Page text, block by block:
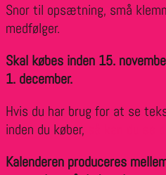
Snor til opsætning, små
medfølger.
Skal købes inden 15.
1. december.
Hvis du har brug for at se
inden du køber,
Kalenderen produceres